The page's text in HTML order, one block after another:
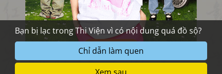
Chỉ dẫn làm quen
Bạn bị lạc trong Thi Viện vì có nội dung quá đồ sộ?